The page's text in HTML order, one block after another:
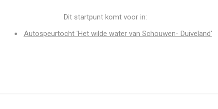
Dit startpunt komt voor in:
Autospeurtocht 'Het wilde water van Schouwen- Duiveland'